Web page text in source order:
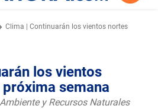
Clima | Continuarán los vientos nortes
los vientos
semana
y Recursos Naturales